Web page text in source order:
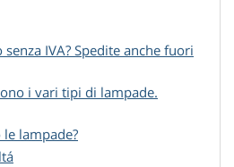
IVA? Spedite anche fuori
i vari tipi di lampade.
le lampade?